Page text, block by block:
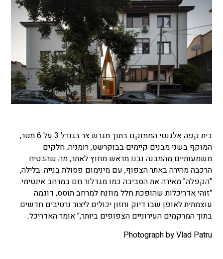
בית קפה אלגנטי הממוקם בתוך מגרש צר בגודל 3 על 6 מטר,
המוקף בשני מבנים קיימים בבוקרשט, רומניה.חלקים
משמעותיים מהמבנה נבנו מראש מחוץ לאתר, מה שהבטיח
הרכבה מהירה באתר הצפוף, עם מינימום פסולת בנייה. בלילה,
"הקפלה" מאירה את הסביבה כמו מגדלור חם במרחב אינטימי.
"זוהי אדריכלות שהופכת חלל מוזנח למרחב תוסס, דוגמה
עוצמתית לאופן שבו דיוק וחזון יכולים ליצור נרטיבים חדשים
בתוך המרקמים העירוניים הצפופים ביותר," אומר האדריכל.
Photograph by Vlad Patru